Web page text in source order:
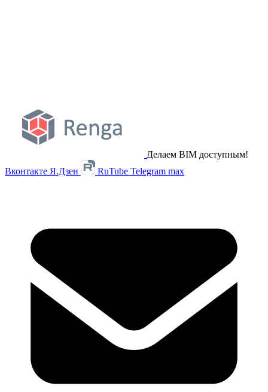
Делаем BIM доступным!
Вконтакте Я.Дзен RuTube Telegram max